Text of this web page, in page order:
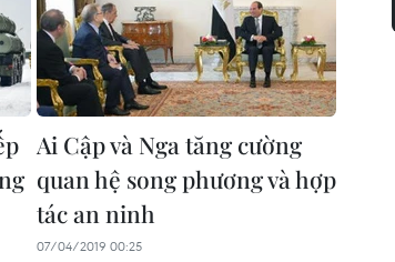
Ai Cập và Nga tăng cường
quan hệ song phương và hợp
tác an ninh
07/04/2019 00:25